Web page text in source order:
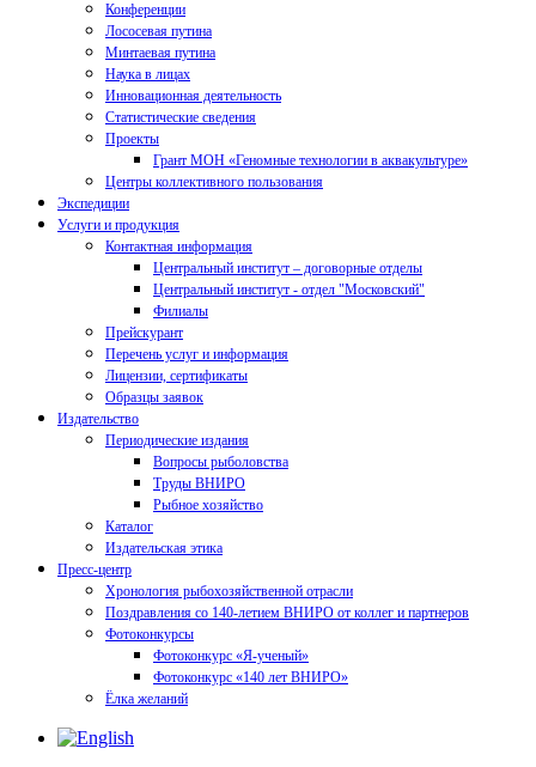
Конференции
Лососевая путина
Минтаевая путина
Наука в лицах
Инновационная деятельность
Статистические сведения
Проекты
Грант МОН «Геномные технологии в аквакультуре»
Центры коллективного пользования
Экспедиции
Услуги и продукция
Контактная информация
Центральный институт – договорные отделы
Центральный институт - отдел "Московский"
Филиалы
Прейскурант
Перечень услуг и информация
Лицензии, сертификаты
Образцы заявок
Издательство
Периодические издания
Вопросы рыболовства
Труды ВНИРО
Рыбное хозяйство
Каталог
Издательская этика
Пресс-центр
Хронология рыбохозяйственной отрасли
Поздравления со 140-летием ВНИРО от коллег и партнеров
Фотоконкурсы
Фотоконкурс «Я-ученый»
Фотоконкурс «140 лет ВНИРО»
Ёлка желаний